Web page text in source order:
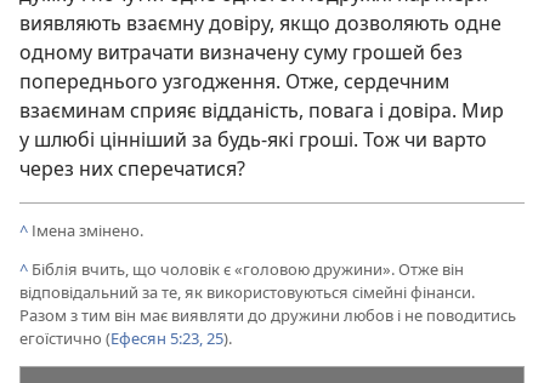
виявляють взаємну довіру, якщо дозволяють одне
одному витрачати визначену суму грошей без
попереднього узгодження. Отже, сердечним
взаєминам сприяє відданість, повага і довіра. Мир
у шлюбі цінніший за будь-які гроші. Тож чи варто
через них сперечатися?
^ Імена змінено.
^ Біблія вчить, що чоловік є «головою дружини». Отже він
відповідальний за те, як використовуються сімейні фінанси.
Разом з тим він має виявляти до дружини любов і не поводитись
егоїстично (Ефесян 5:23,25).